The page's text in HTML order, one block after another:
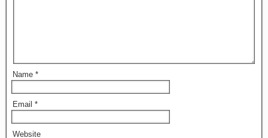
Name *
Email *
Website